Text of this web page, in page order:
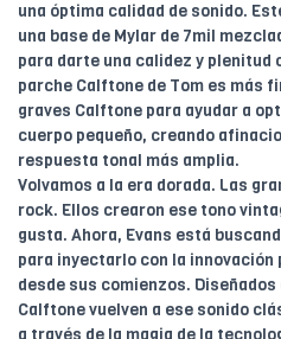
una óptima calidad de sonido.
una base de Mylar de 7mil
para darte una calidez y plenitud
parche Calftone de Tom es más
graves Calftone para ayudar a
cuerpo pequeño, creando
respuesta tonal más amplia.
Volvamos a la era dorada. Las
rock. Ellos crearon ese tono
gusta. Ahora, Evans está
para inyectarlo con la innovación
desde sus comienzos. Diseñados
Calftone vuelven a ese sonido